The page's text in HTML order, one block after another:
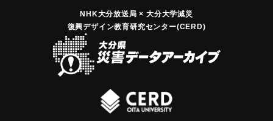
NHK大分放送局 × 大分大学減災
復興デザイン教育研究センター(CERD)